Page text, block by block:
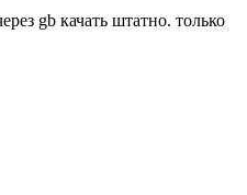
gb качать штатно. только